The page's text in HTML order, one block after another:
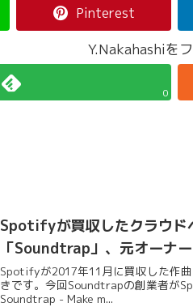
Pinterest
Y.Nakahashiを
0
Spotifyが買収したクラウド
「Soundtrap」、元オーナ
Spotifyが2017年11月に買収した作
きです。今回Soundtrapの創業者が
Soundtrap - Make m...